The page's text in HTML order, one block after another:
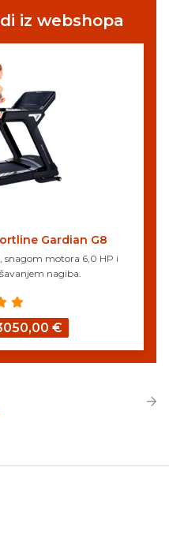
iz webshopa
Gardian G8
snagom motora 6,0 HP i
nagiba.
€